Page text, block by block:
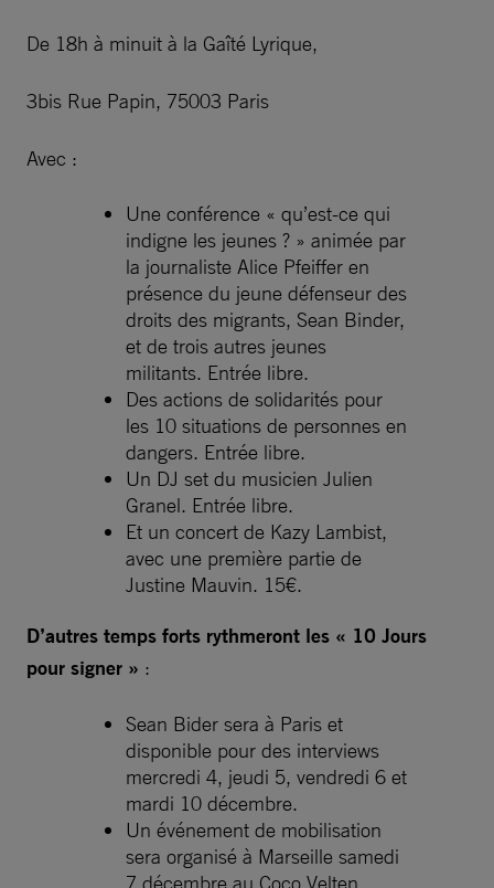
De 18h à minuit à la Gaîté Lyrique,
3bis Rue Papin, 75003 Paris
Avec :
Une conférence « qu’est-ce qui
indigne les jeunes ? » animée par
la journaliste Alice Pfeiffer en
présence du jeune défenseur des
droits des migrants, Sean Binder,
et de trois autres jeunes
militants. Entrée libre.
Des actions de solidarités pour
les 10 situations de personnes en
dangers. Entrée libre.
Un DJ set du musicien Julien
Granel. Entrée libre.
Et un concert de Kazy Lambist,
avec une première partie de
Justine Mauvin. 15€.
D’autres temps forts rythmeront les « 10 Jours
pour signer » :
Sean Bider sera à Paris et
disponible pour des interviews
mercredi 4, jeudi 5, vendredi 6 et
mardi 10 décembre.
Un événement de mobilisation
sera organisé à Marseille samedi
7 décembre au Coco Velten.